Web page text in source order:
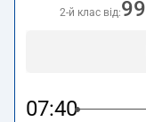
2-й клас від:99
07:40